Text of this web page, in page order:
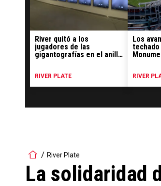
River quitó a los
jugadores de las
gigantografías en el anillo
RIVER PLATE
Los
RIVER
River Plate
La solidaridad